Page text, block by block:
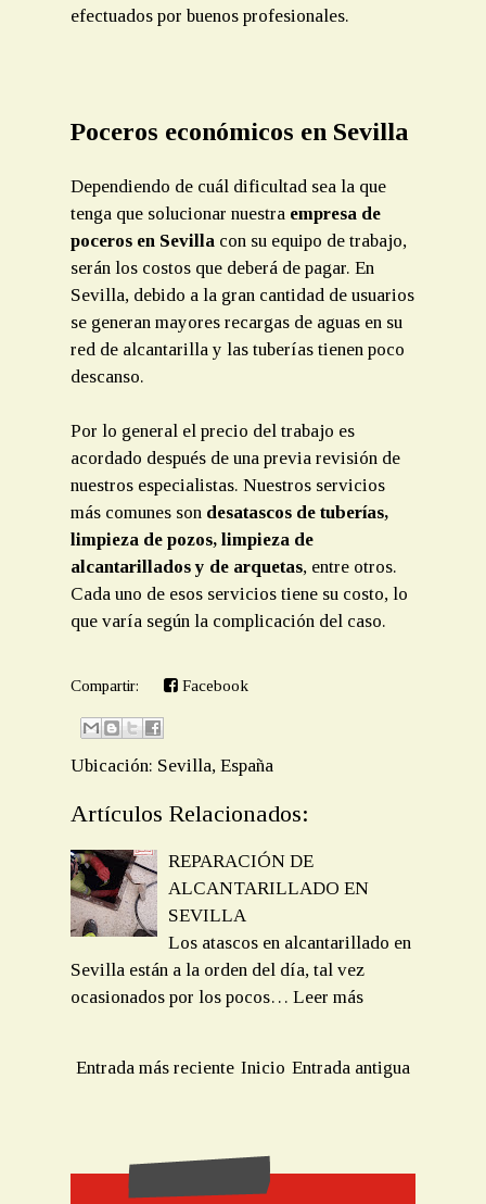
efectuados por buenos profesionales.
Poceros económicos en Sevilla
Dependiendo de cuál dificultad sea la que
tenga que solucionar nuestra empresa de
poceros en Sevilla con su equipo de trabajo,
serán los costos que deberá de pagar. En
Sevilla, debido a la gran cantidad de usuarios
se generan mayores recargas de aguas en su
red de alcantarilla y las tuberías tienen poco
descanso.
Por lo general el precio del trabajo es
acordado después de una previa revisión de
nuestros especialistas. Nuestros servicios
más comunes son desatascos de tuberías,
limpieza de pozos, limpieza de
alcantarillados y de arquetas, entre otros.
Cada uno de esos servicios tiene su costo, lo
que varía según la complicación del caso.
Compartir: Facebook
Ubicación: Sevilla, España
Artículos Relacionados:
REPARACIÓN DE
ALCANTARILLADO EN
SEVILLA
Los atascos en alcantarillado en
Sevilla están a la orden del día, tal vez
ocasionados por los pocos… Leer más
Entrada más reciente Entrada antigua
Inicio